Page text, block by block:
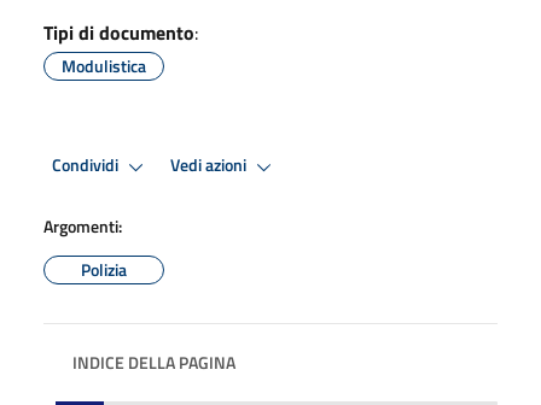
Tipi di documento:
Modulistica
Condividi Vedi azioni
Argomenti:
Polizia
INDICE DELLA PAGINA